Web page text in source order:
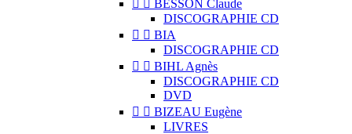
  BESSON Claude
DISCOGRAPHIE CD
  BIA
DISCOGRAPHIE CD
  BIHL Agnès
DISCOGRAPHIE CD
DVD
  BIZEAU Eugène
LIVRES